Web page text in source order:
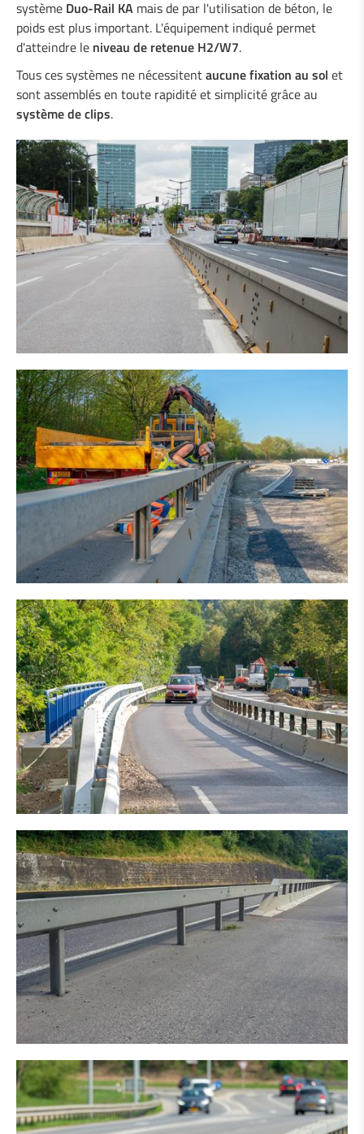
système Duo-Rail KA mais de par l'utilisation de béton, le
poids est plus important. L'équipement indiqué permet
d'atteindre le niveau de retenue H2/W7.
Tous ces systèmes ne nécessitentaucune fixation au sol et
sont assemblés en toute rapidité et simplicité grâce au
système de clips.